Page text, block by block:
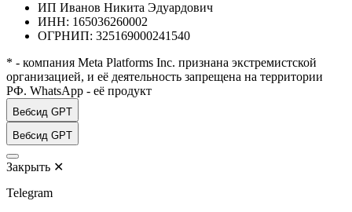
ИП Иванов Никита Эдуардович
ИНН: 165036260002
ОГРНИП: 325169000241540
* - компания Meta Platforms Inc. признана экстремистской
организацией, и её деятельность запрещена на территории
РФ. WhatsApp - её продукт
Вебсид GPT
Вебсид GPT
Закрыть ✕
Telegram